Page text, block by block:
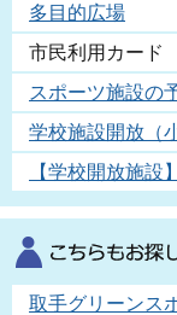
多目的広場
市民利用カード
スポーツ施設の
学校施設開放（
【学校開放施
取手グリーンス